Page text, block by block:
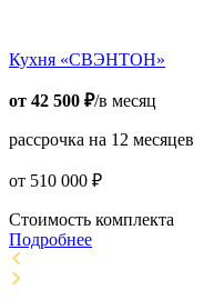
Кухня «СВЭНТОН»
от 42 500 ₽/в месяц
рассрочка на 12 месяцев
от 510 000 ₽
Стоимость комплекта
Подробнее